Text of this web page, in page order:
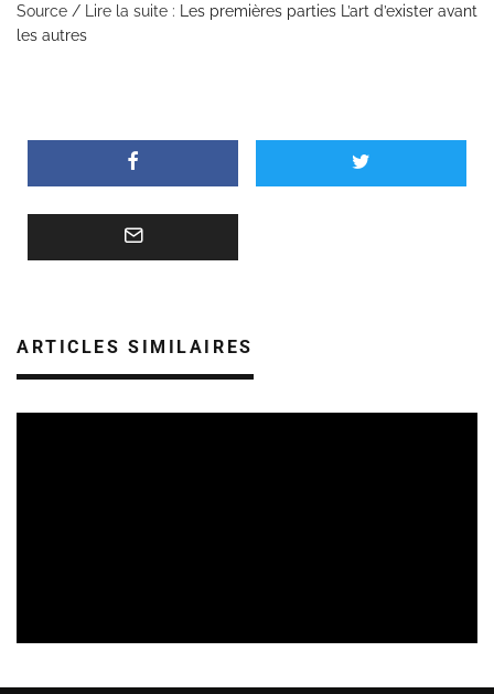
Source / Lire la suite :
Les premières parties L’art d’exister avant
les autres
ARTICLES SIMILAIRES